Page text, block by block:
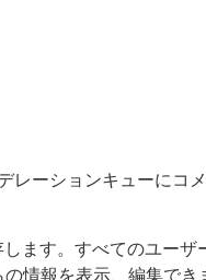
レーションキューにコ
ます。すべてのユーザ
情報を表示、編集でき